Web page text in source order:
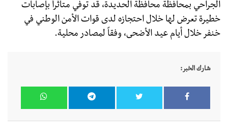
الجراحي بمحافظة محافظة الحديدة، قد توفي متأثراً بإصابات
خطيرة تعرض لها خلال احتجازه لدى قوات الأمن الوطني في
خنفر خلال أيام عيد الأضحى، وفقاً لمصادر محلية.
شارك الخبر: